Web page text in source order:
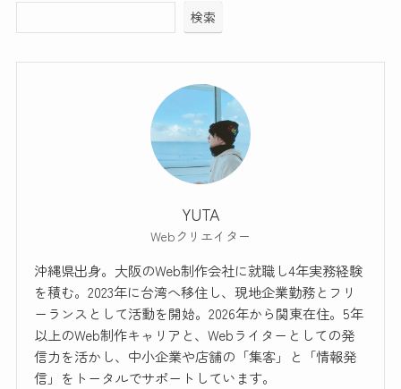
検索
YUTA
Webクリエイター
沖縄県出身。大阪のWeb制作会社に就職し4年実務経験
を積む。2023年に台湾へ移住し、現地企業勤務とフリ
ーランスとして活動を開始。2026年から関東在住。5年
以上のWeb制作キャリアと、Webライターとしての発
信力を活かし、中小企業や店舗の「集客」と「情報発
信」をトータルでサポートしています。